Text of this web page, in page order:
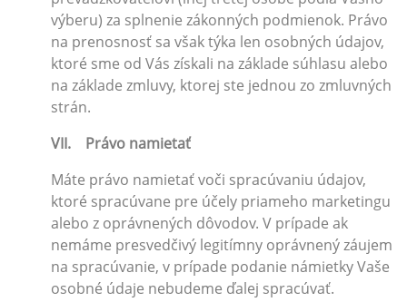
výberu) za splnenie zákonných podmienok. Právo
na prenosnosť sa však týka len osobných údajov,
ktoré sme od Vás získali na základe súhlasu alebo
na základe zmluvy, ktorej ste jednou zo zmluvných
strán.
VII. Právo namietať
Máte právo namietať voči spracúvaniu údajov,
ktoré spracúvane pre účely priameho marketingu
alebo z oprávnených dôvodov. V prípade ak
nemáme presvedčivý legitímny oprávnený záujem
na spracúvanie, v prípade podanie námietky Vaše
osobné údaje nebudeme ďalej spracúvať.